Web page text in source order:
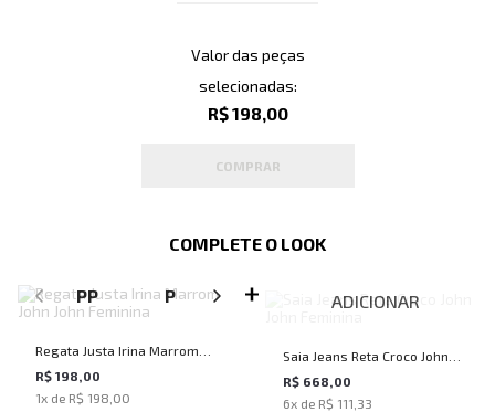
Valor das peças
selecionadas:
R$ 198,00
COMPRAR
COMPLETE O LOOK
PP P M G
Regata Justa Irina Marrom
John John Feminina
R$ 198,00
1x de R$ 198,00
ADICIONAR
Saia Jeans Reta Croco John
John Feminina
R$ 668,00
6x de R$ 111,33